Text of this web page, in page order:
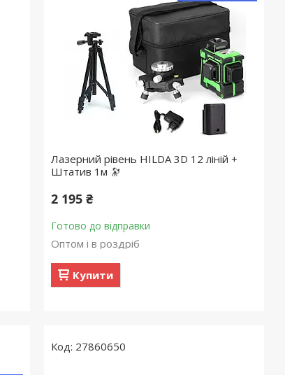
Лазерний рівень HILDA 3D 12 ліній +
Штатив 1м 🔭
2 195 ₴
Готово до відправки
Оптом і в роздріб
Купити
27860650